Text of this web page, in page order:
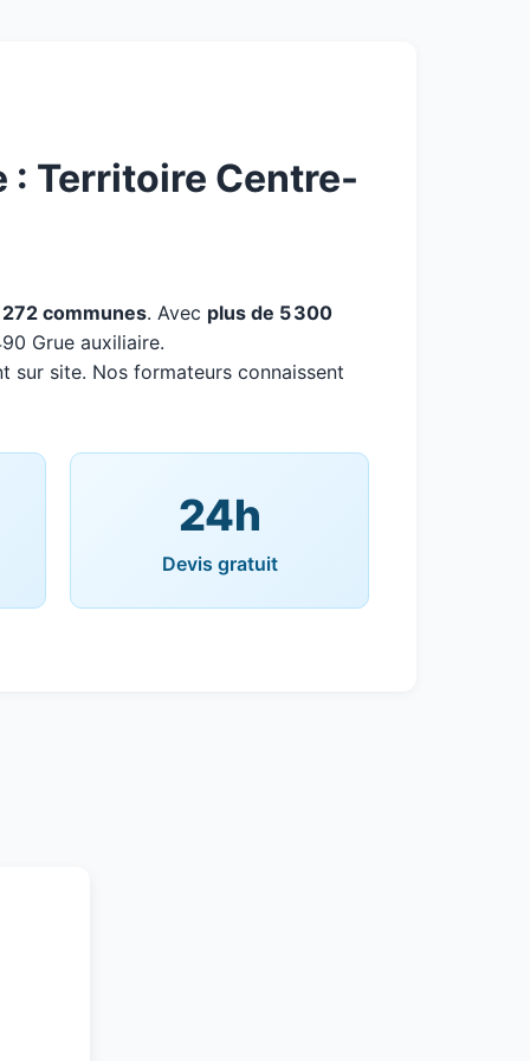
: Territoire Centre-
272 communes. Avec plus de 5 300
Grue auxiliaire.
sur site. Nos formateurs connaissent
24h
Devis gratuit